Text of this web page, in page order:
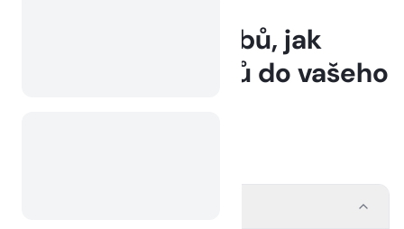
5 účinných způsobů, jak
přilákat více hostů do vašeho